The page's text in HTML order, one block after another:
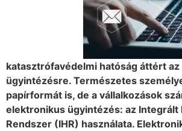
katasztrófavédelmi hatóság áttért
ügyintézésre. Természetes
papírformát is, de a vállalkozások
elektronikus ügyintézés: az Integrált
Rendszer (IHR) használata.